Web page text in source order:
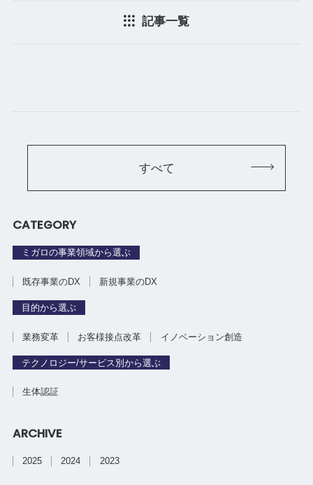
記事一覧
すべて
CATEGORY
ミガロの事業領域から選ぶ
既存事業のDX 新規事業のDX
目的から選ぶ
業務変革 お客様接点改革 イノベーション創造
テクノロジー/サービス別から選ぶ
生体認証
ARCHIVE
2025 2024 2023